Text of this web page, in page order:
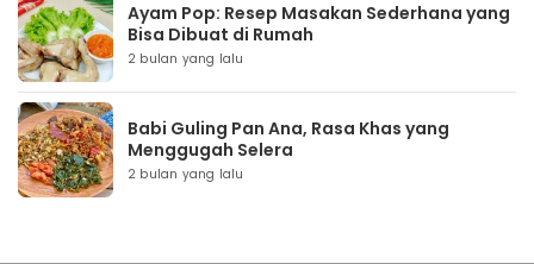
Ayam Pop: Resep Masakan Sederhana yang
Bisa Dibuat di Rumah
2 bulan yang lalu
Babi Guling Pan Ana, Rasa Khas yang
Menggugah Selera
2 bulan yang lalu